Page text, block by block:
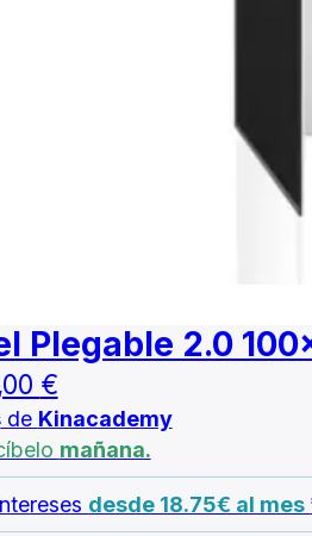
Plegable 2.0
€Rango
de
precios:
desde
de Kinacademy
mañana.
desde 18.75€ al mes